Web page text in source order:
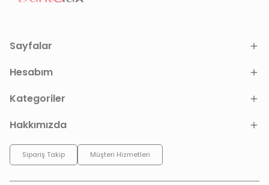
Sayfalar
Hesabım
Kategoriler
Hakkımızda
Sipariş Takip Müşteri Hizmetleri